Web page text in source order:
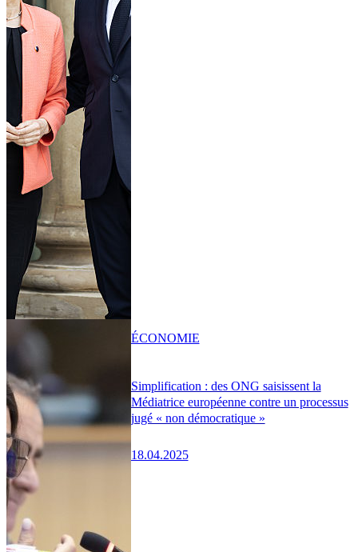
Simplification : des ONG saisissent la
Médiatrice européenne contre un processus
jugé « non démocratique »
18.04.2025
ÉCONOMIE